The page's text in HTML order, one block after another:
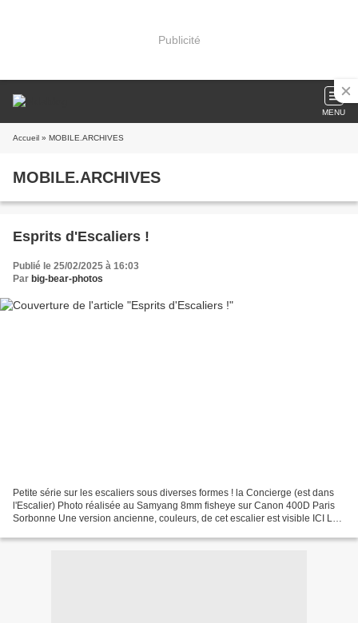
Publicité
MENU
Accueil » MOBILE.ARCHIVES
MOBILE.ARCHIVES
Esprits d'Escaliers !
Publié le 25/02/2025 à 16:03
Par big-bear-photos
Petite série sur les escaliers sous diverses formes ! la Concierge (est dans
l'Escalier) Photo réalisée au Samyang 8mm fisheye sur Canon 400D Paris
Sorbonne Une version ancienne, couleurs, de cet escalier est visible ICI Le